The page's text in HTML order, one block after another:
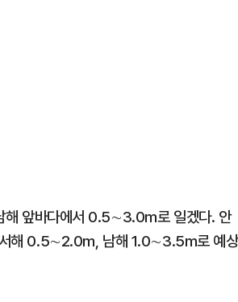
앞바다에서 0.5∼3.0m로 일겠다. 안
해 0.5∼2.0m, 남해 1.0∼3.5m로 예상